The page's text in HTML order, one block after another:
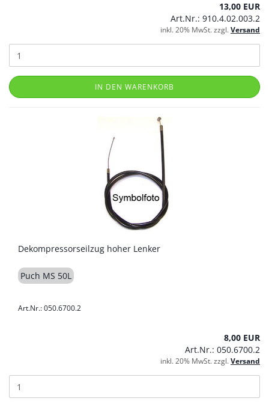
13,00 EUR
Art.Nr.: 910.4.02.003.2
inkl. 20% MwSt. zzgl.Versand
IN DEN WARENKORB
Dekompressorseilzug hoher Lenker
Puch MS 50L
Art.Nr.: 050.6700.2
8,00 EUR
Art.Nr.: 050.6700.2
inkl. 20% MwSt. zzgl.Versand